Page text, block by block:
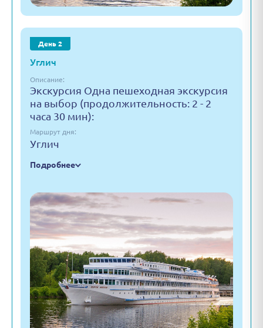
День 2
Углич
Описание:
Экскурсия Одна пешеходная экскурсия
на выбор (продолжительность: 2 - 2
часа 30 мин):
Маршрут дня:
Углич
Подробнее